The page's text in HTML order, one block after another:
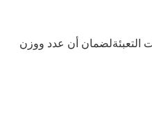
التعبئةلضمان أن عدد ووزن